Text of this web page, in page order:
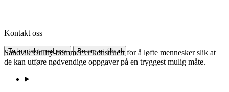
Kontakt oss
Ta kontakt med oss Be om et tilbud
Sandvik Utility-bommer er konstruert for å løfte mennesker slik at
de kan utføre nødvendige oppgaver på en tryggest mulig måte.